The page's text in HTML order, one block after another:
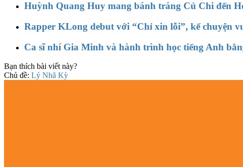
Huỳnh Quang Huy mang bánh tráng Củ Chi đến
Rapper KLong debut với “Chỉ xin lỗi”, kể chuyện
Ca sĩ nhí Gia Minh và hành trình học tiếng Anh
Bạn thích bài viết này?
Chủ đề: Lý Nhã Kỳ